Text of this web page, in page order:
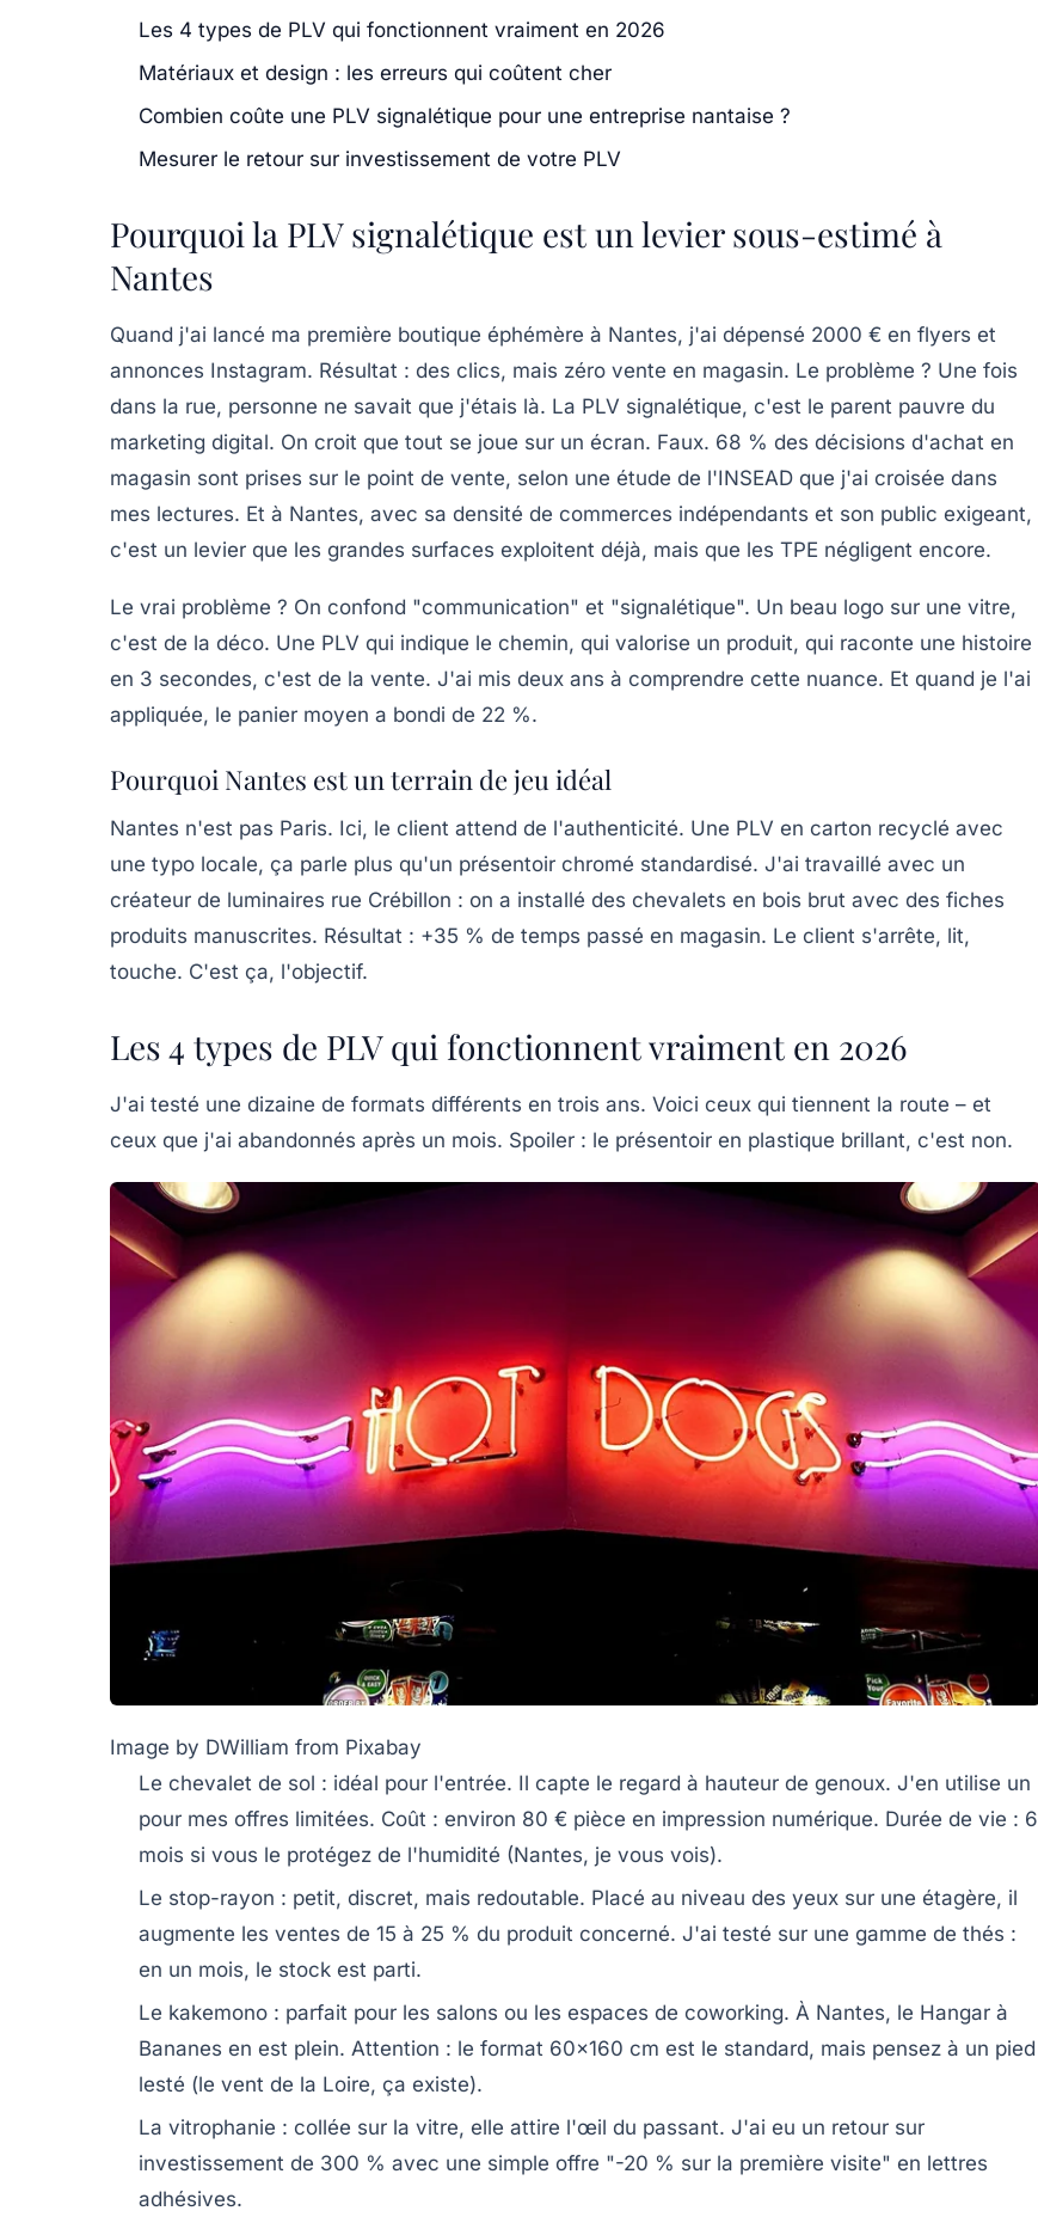
Les 4 types de PLV qui fonctionnent vraiment en 2026
Matériaux et design : les erreurs qui coûtent cher
Combien coûte une PLV signalétique pour une entreprise nantaise ?
Mesurer le retour sur investissement de votre PLV
Pourquoi la PLV signalétique est un levier sous-estimé à
Nantes
Quand j'ai lancé ma première boutique éphémère à Nantes, j'ai dépensé 2000 € en flyers et
annonces Instagram. Résultat : des clics, mais zéro vente en magasin. Le problème ? Une fois
dans la rue, personne ne savait que j'étais là. La PLV signalétique, c'est le parent pauvre du
marketing digital. On croit que tout se joue sur un écran. Faux. 68 % des décisions d'achat en
magasin sont prises sur le point de vente, selon une étude de l'INSEAD que j'ai croisée dans
mes lectures. Et à Nantes, avec sa densité de commerces indépendants et son public exigeant,
c'est un levier que les grandes surfaces exploitent déjà, mais que les TPE négligent encore.
Le vrai problème ? On confond "communication" et "signalétique". Un beau logo sur une vitre,
c'est de la déco. Une PLV qui indique le chemin, qui valorise un produit, qui raconte une histoire
en 3 secondes, c'est de la vente. J'ai mis deux ans à comprendre cette nuance. Et quand je l'ai
appliquée, le panier moyen a bondi de 22 %.
Pourquoi Nantes est un terrain de jeu idéal
Nantes n'est pas Paris. Ici, le client attend de l'authenticité. Une PLV en carton recyclé avec
une typo locale, ça parle plus qu'un présentoir chromé standardisé. J'ai travaillé avec un
créateur de luminaires rue Crébillon : on a installé des chevalets en bois brut avec des fiches
produits manuscrites. Résultat : +35 % de temps passé en magasin. Le client s'arrête, lit,
touche. C'est ça, l'objectif.
Les 4 types de PLV qui fonctionnent vraiment en 2026
J'ai testé une dizaine de formats différents en trois ans. Voici ceux qui tiennent la route – et
ceux que j'ai abandonnés après un mois. Spoiler : le présentoir en plastique brillant, c'est non.
Image by DWilliam from Pixabay
Le chevalet de sol : idéal pour l'entrée. Il capte le regard à hauteur de genoux. J'en utilise un
pour mes offres limitées. Coût : environ 80 € pièce en impression numérique. Durée de vie : 6
mois si vous le protégez de l'humidité (Nantes, je vous vois).
Le stop-rayon : petit, discret, mais redoutable. Placé au niveau des yeux sur une étagère, il
augmente les ventes de 15 à 25 % du produit concerné. J'ai testé sur une gamme de thés :
en un mois, le stock est parti.
Le kakemono : parfait pour les salons ou les espaces de coworking. À Nantes, le Hangar à
Bananes en est plein. Attention : le format 60x160 cm est le standard, mais pensez à un pied
lesté (le vent de la Loire, ça existe).
La vitrophanie : collée sur la vitre, elle attire l'œil du passant. J'ai eu un retour sur
investissement de 300 % avec une simple offre "-20 % sur la première visite" en lettres
adhésives.